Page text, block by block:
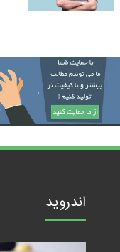
اندروید